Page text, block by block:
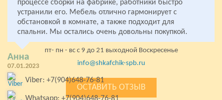
процессе сборки на фабрике, работники быстро
устранили его. Мебель отлично гармонирует с
обстановкой в комнате, а также подходит для
спальни. Мы остались очень довольны покупкой.
Анна
07.01.2023
ОСТАВИТЬ ОТЗЫВ
стекольная мастерская:
+7(904)648-76-81
Колпино, Левый берег р. Ижоры 67
пт- пн - вс с 9 до 21 выходной Воскресенье
info@shkafchik-spb.ru
Viber: +7(904)648-76-81